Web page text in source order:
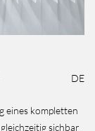
DE
eines kompletten
sichbar